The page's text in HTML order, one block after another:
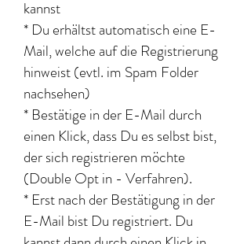
kannst
* Du erhältst automatisch eine E-
Mail, welche auf die Registrierung
hinweist (evtl. im Spam Folder
nachsehen)
* Bestätige in der E-Mail durch
einen Klick, dass Du es selbst bist,
der sich registrieren möchte
(Double Opt in - Verfahren).
* Erst nach der Bestätigung in der
E-Mail bist Du registriert. Du